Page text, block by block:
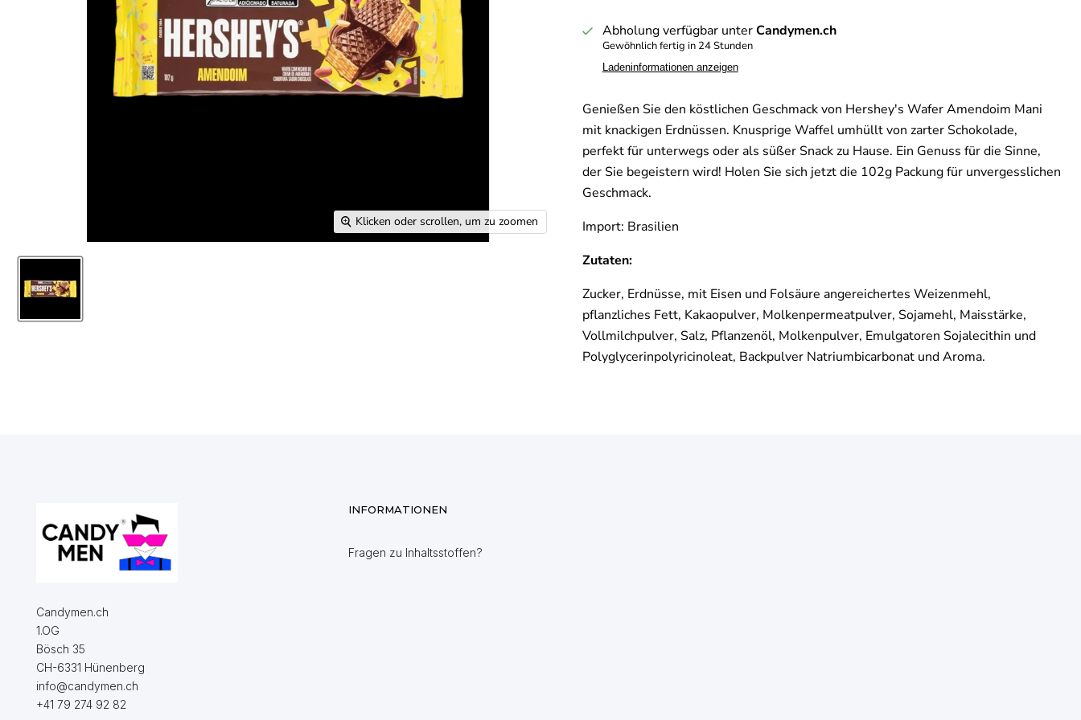
Klicken oder scrollen, um zu zoomen
Abholung verfügbar unterCandymen.ch
Gewöhnlich fertig in 24 Stunden
Ladeninformationen anzeigen
Genießen Sie den köstlichen Geschmack von Hershey's Wafer Amendoim Mani
mit knackigen Erdnüssen. Knusprige Waffel umhüllt von zarter Schokolade,
perfekt für unterwegs oder als süßer Snack zu Hause. Ein Genuss für die Sinne,
der Sie begeistern wird! Holen Sie sich jetzt die 102g Packung für unvergesslichen
Geschmack.
Import: Brasilien
Zutaten:
Zucker, Erdnüsse, mit Eisen und Folsäure angereichertes Weizenmehl,
pflanzliches Fett, Kakaopulver, Molkenpermeatpulver, Sojamehl, Maisstärke,
Vollmilchpulver, Salz, Pflanzenöl, Molkenpulver, Emulgatoren Sojalecithin und
Polyglycerinpolyricinoleat, Backpulver Natriumbicarbonat und Aroma.
Candymen.ch
1.OG
Bösch 35
CH-6331 Hünenberg
info@candymen.ch
+41 79 274 92 82
INFORMATIONEN
Fragen zu Inhaltsstoffen?